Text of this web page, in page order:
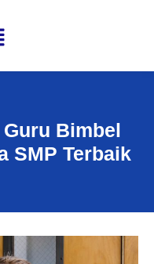
Bimbel
SMP Terbaik